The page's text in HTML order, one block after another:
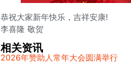
恭祝大家新年快乐，吉祥安康!
李喜隆 敬贺
相关资讯
2026年赞助人常年大会圆满举行